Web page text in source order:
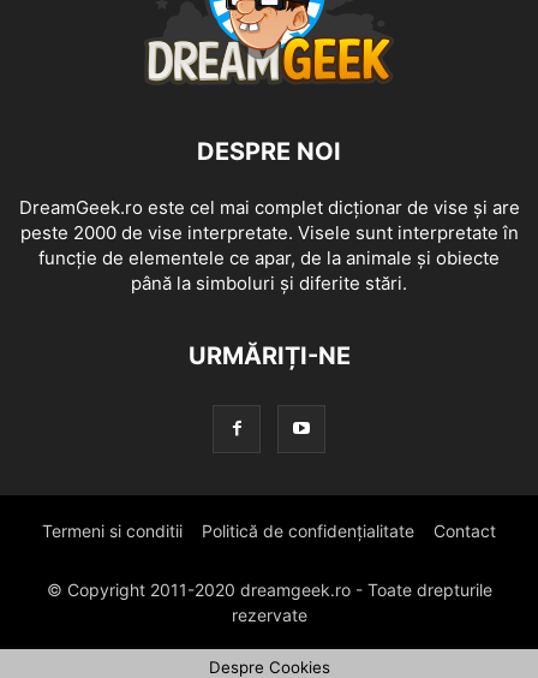
DESPRE NOI
DreamGeek.ro este cel mai complet dicționar de vise și are
peste 2000 de vise interpretate. Visele sunt interpretate în
funcție de elementele ce apar, de la animale și obiecte
până la simboluri și diferite stări.
URMĂRIȚI-NE
Termeni si conditii Politică de confidențialitate Contact
© Copyright 2011-2020 dreamgeek.ro - Toate drepturile
rezervate
Despre Cookies